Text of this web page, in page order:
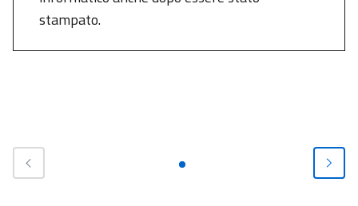
stampato.